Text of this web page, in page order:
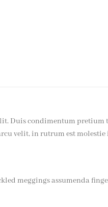
Duis condimentum
velit, in rutrum est
meggings assumenda